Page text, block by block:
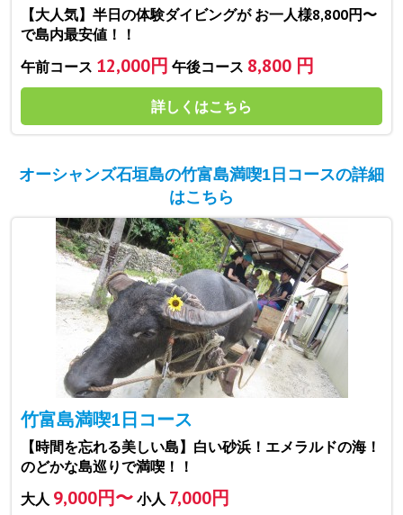
【大人気】半日の体験ダイビングが お一人様8,800円〜
で島内最安値！！
午前コース 12,000円 午後コース 8,800 円
詳しくはこちら
オーシャンズ石垣島の竹富島満喫1日コースの詳細
はこちら
竹富島満喫1日コース
【時間を忘れる美しい島】白い砂浜！エメラルドの海！
のどかな島巡りで満喫！！
大人 9,000円〜 小人 7,000円